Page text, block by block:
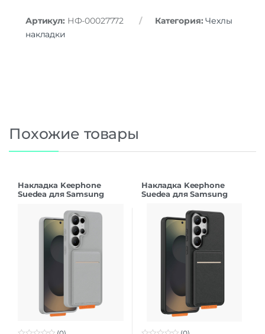
Артикул: НФ-00027772 Категория:Чехлы
накладки
Похожие товары
Накладка Keephone
Suedea для Samsung
Накладка Keephone
Suedea для Samsung